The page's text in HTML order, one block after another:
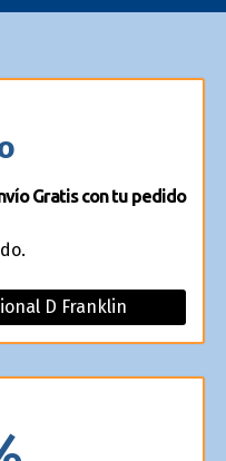
Gratis con tu pedido
D Franklin